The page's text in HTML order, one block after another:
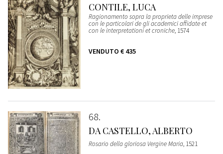
CONTILE, LUCA
Ragionamento sopra la proprieta delle imprese
con le particolari de gli academici affidate et
con le interpretationi et croniche, 1574
VENDUTO € 435
68
DA CASTELLO, ALBERTO
Rosario della gloriosa Vergine Maria, 1521